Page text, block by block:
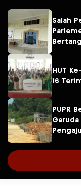
Salah
HUT
16
PUPR
Garuda